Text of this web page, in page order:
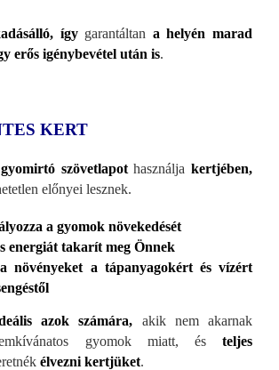
így garantáltan a helyén marad
erős igénybevétel után is.
KERT
szövetlapothasználjakertjében,
előnyei lesznek.
a gyomok növekedését
energiát takarít meg Önnek
növényeket a tápanyagokért és vízért
azok számára, akik nem akarnak
gyomok miatt, és teljes
élvezni kertjüket.